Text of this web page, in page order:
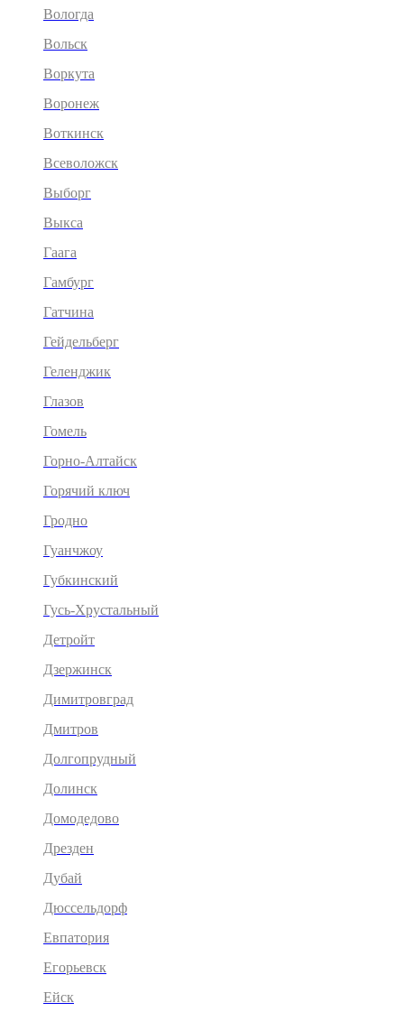
Вологда
Вольск
Воркута
Воронеж
Воткинск
Всеволожск
Выборг
Выкса
Гаага
Гамбург
Гатчина
Гейдельберг
Геленджик
Глазов
Гомель
Горно-Алтайск
Горячий ключ
Гродно
Гуанчжоу
Губкинский
Гусь-Хрустальный
Детройт
Дзержинск
Димитровград
Дмитров
Долгопрудный
Долинск
Домодедово
Дрезден
Дубай
Дюссельдорф
Евпатория
Егорьевск
Ейск